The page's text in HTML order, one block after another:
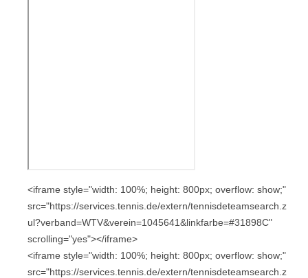
<iframe style="width: 100%; height: 800px; overflow: show;"
src="https://services.tennis.de/extern/tennisdeteamsearch.z
ul?verband=WTV&verein=1045641&linkfarbe=#31898C"
scrolling="yes"></iframe>
<iframe style="width: 100%; height: 800px; overflow: show;"
src="https://services.tennis.de/extern/tennisdeteamsearch.z